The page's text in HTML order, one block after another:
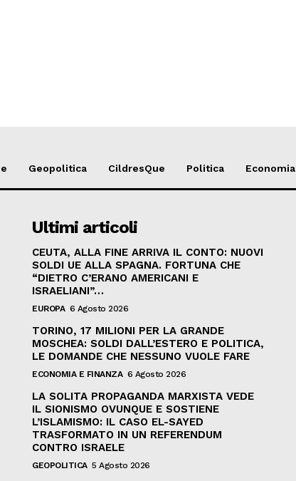
Geopolitica CildresQue Politica Economia
Ultimi articoli
CEUTA, ALLA FINE ARRIVA IL CONTO: NUOVI
SOLDI UE ALLA SPAGNA. FORTUNA CHE
“DIETRO C’ERANO AMERICANI E
ISRAELIANI”…
EUROPA 6 Agosto 2026
TORINO, 17 MILIONI PER LA GRANDE
MOSCHEA: SOLDI DALL’ESTERO E POLITICA,
LE DOMANDE CHE NESSUNO VUOLE FARE
ECONOMIA E FINANZA 6 Agosto 2026
LA SOLITA PROPAGANDA MARXISTA VEDE
IL SIONISMO OVUNQUE E SOSTIENE
L’ISLAMISMO: IL CASO EL-SAYED
TRASFORMATO IN UN REFERENDUM
CONTRO ISRAELE
GEOPOLITICA 5 Agosto 2026